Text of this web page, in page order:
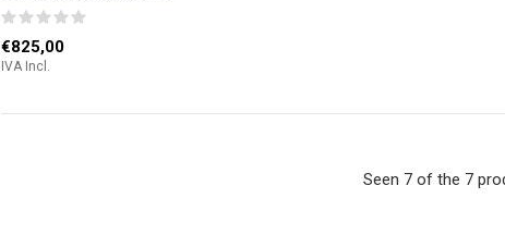
€825,00
IVA Incl.
Seen 7 of the 7